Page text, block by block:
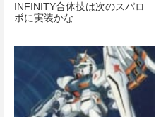
INFINITY合体技は次のスパロ
ボに実装かな